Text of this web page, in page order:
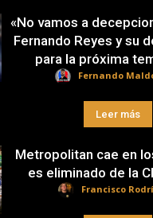
«No vamos a
Fernando Reyes y su
para la próxima
Fernando
Leer más
Metropolitan cae en
es eliminado de la
Francisco